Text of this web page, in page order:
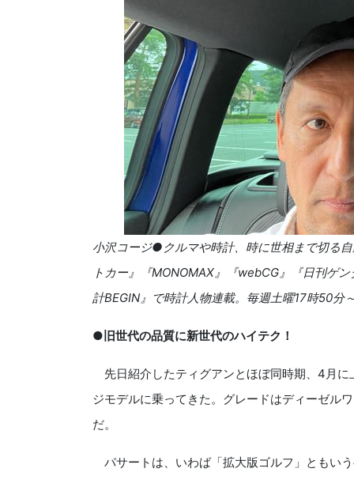
小沢コージ●クルマや時計、時に世相まで切る
トカー』『MONOMAX』『webCG』『日刊ゲ
計BEGIN』で時計人物連載。毎週土曜17時50分
●旧世代の品質に新世代のハイテク！
先日紹介したティグアンとほぼ同時期、4月
ジモデルに乗ってきた。グレードはディーゼル
だ。
パサートは、いわば「拡大版ゴルフ」ともい